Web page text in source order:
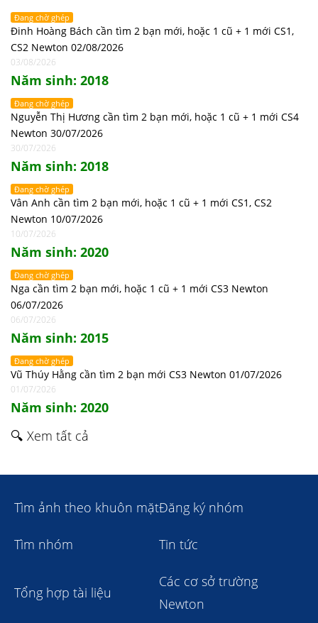
Đang chờ ghép
Đinh Hoàng Bách cần tìm 2 bạn mới, hoặc 1 cũ + 1 mới CS1,
CS2 Newton 02/08/2026
03/08/2026
Năm sinh: 2018
Đang chờ ghép
Nguyễn Thị Hương cần tìm 2 bạn mới, hoặc 1 cũ + 1 mới CS4
Newton 30/07/2026
30/07/2026
Năm sinh: 2018
Đang chờ ghép
Vân Anh cần tìm 2 bạn mới, hoặc 1 cũ + 1 mới CS1, CS2
Newton 10/07/2026
10/07/2026
Năm sinh: 2020
Đang chờ ghép
Nga cần tìm 2 bạn mới, hoặc 1 cũ + 1 mới CS3 Newton
06/07/2026
06/07/2026
Năm sinh: 2015
Đang chờ ghép
Vũ Thúy Hằng cần tìm 2 bạn mới CS3 Newton 01/07/2026
01/07/2026
Năm sinh: 2020
🔍 Xem tất cả
Tìm ảnh theo khuôn mặtĐăng ký nhóm
Tìm nhóm Tin tức
Tổng hợp tài liệu
Các cơ sở trường
Newton